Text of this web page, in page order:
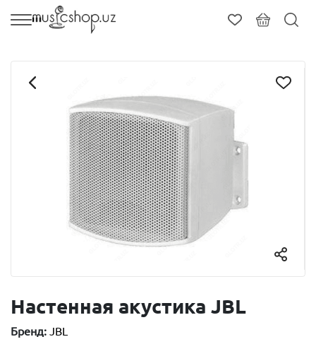
Настенная акустика JBL
Бренд: JBL